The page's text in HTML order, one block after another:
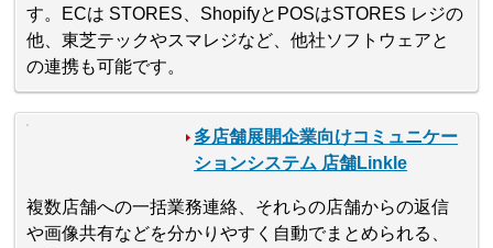
す。ECは STORES、ShopifyとPOSはSTORES レジの
他、東芝テックやスマレジなど、他社ソフトウェアと
の連携も可能です。
多店舗展開企業向けコミュニケー
ションシステム 店舗Linkle
複数店舗への一括業務連絡、それらの店舗からの返信
や画像共有などを分かりやすく自動でまとめられる、